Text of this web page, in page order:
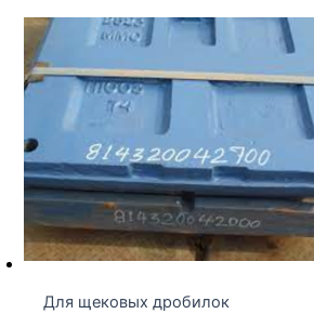
Для щековых дробилок